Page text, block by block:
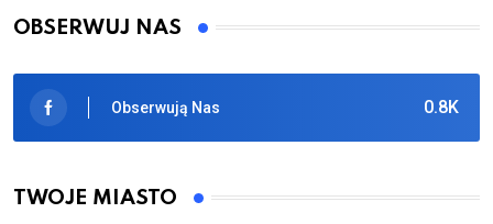
OBSERWUJ NAS
0.8K
Obserwują Nas
TWOJE MIASTO